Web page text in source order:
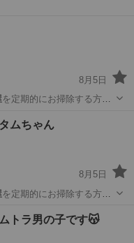
8月5日
を定期的にお掃除する方
ムちゃん
8月5日
を定期的にお掃除する方
トラ男の子です😽